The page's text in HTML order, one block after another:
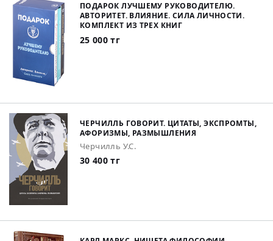
ПОДАРОК ЛУЧШЕМУ РУКОВОДИТЕЛЮ.
АВТОРИТЕТ. ВЛИЯНИЕ. СИЛА ЛИЧНОСТИ.
КОМПЛЕКТ ИЗ ТРЕХ КНИГ
25 000 тг
ЧЕРЧИЛЛЬ ГОВОРИТ. ЦИТАТЫ, ЭКСПРОМТЫ,
АФОРИЗМЫ, РАЗМЫШЛЕНИЯ
Черчилль У.С.
30 400 тг